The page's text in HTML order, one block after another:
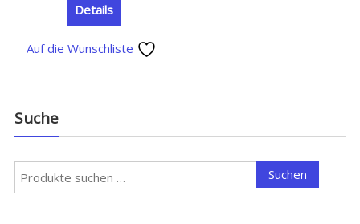
Details
Auf die Wunschliste
Suche
Suchen
nach:
Suchen